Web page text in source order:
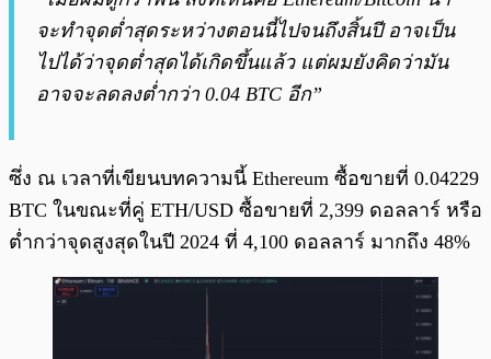
จะทำจุดต่ำสุดระหว่างตอนนี้ไปจนถึงสิ้นปี อาจเป็น
ไปได้ว่าจุดต่ำสุดได้เกิดขึ้นแล้ว แต่ผมยังคิดว่ามัน
อาจจะลดลงต่ำกว่า 0.04 BTC อีก”
ซึ่ง ณ เวลาที่เขียนบทความนี้ Ethereum ซื้อขายที่ 0.04229
BTC ในขณะที่คู่ ETH/USD ซื้อขายที่ 2,399 ดอลลาร์ หรือ
ต่ำกว่าจุดสูงสุดในปี 2024 ที่ 4,100 ดอลลาร์ มากถึง 48%